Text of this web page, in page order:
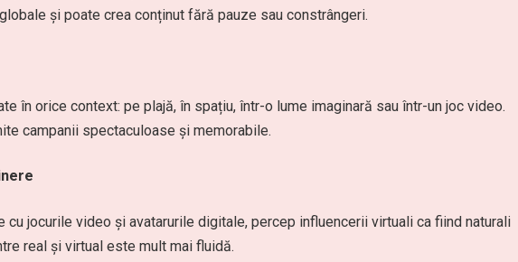
și poate crea conținut fără pauze sau constrângeri.
în orice context: pe plajă, în spațiu, într-o lume imaginară sau într-un joc video.
campanii spectaculoase și memorabile.
cu jocurile video și avatarurile digitale, percep influencerii virtuali ca fiind naturali
real și virtual este mult mai fluidă.